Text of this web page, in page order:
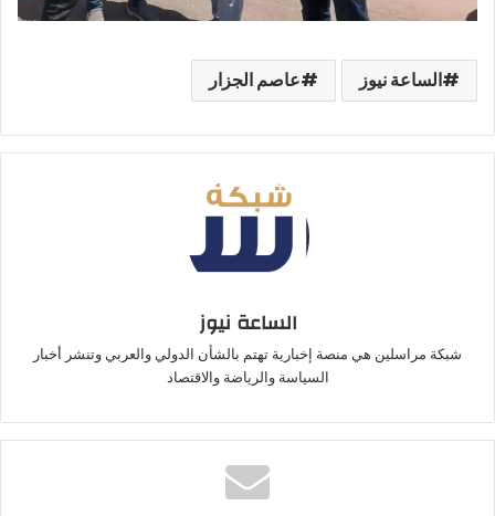
الساعة نيوز عاصم الجزار
الساعة نيوز
شبكة مراسلين هي منصة إخبارية تهتم بالشأن الدولي والعربي وتنشر أخبار
السياسة والرياضة والاقتصاد